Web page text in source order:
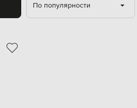
По популярности